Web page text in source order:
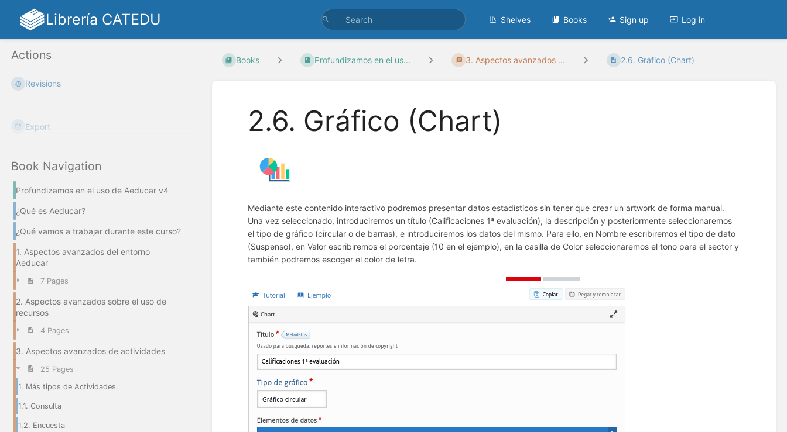
Librería CATEDU Shelves Books Sign up Log in
Actions
Revisions
Export
Book Navigation
Profundizamos en el uso de Aeducar v4
¿Qué es Aeducar?
¿Qué vamos a trabajar durante este curso?
1. Aspectos avanzados del entorno
Aeducar
7 Pages
2. Aspectos avanzados sobre el uso de
recursos
4 Pages
3. Aspectos avanzados de actividades
25 Pages
1. Más tipos de Actividades.
1.1. Consulta
1.2. Encuesta
Books Profundizamos en el us... 3. Aspectos avanzados ... 2.6. Gráfico (Chart)
2.6. Gráfico (Chart)
Mediante este contenido interactivo podremos presentar datos estadísticos sin tener que crear un artwork de forma manual.
Una vez seleccionado, introduciremos un título (Calificaciones 1ª evaluación), la descripción y posteriormente seleccionaremos
el tipo de gráfico (circular o de barras), e introduciremos los datos del mismo. Para ello, en Nombre escribiremos el tipo de dato
(Suspenso), en Valor escribiremos el porcentaje (10 en el ejemplo), en la casilla de Color seleccionaremos el tono para el sector y
también podremos escoger el color de letra.